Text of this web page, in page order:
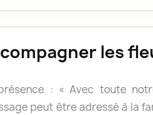
les
: « Avec toute
peut être adressé à la